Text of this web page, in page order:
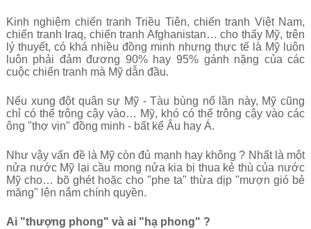
Kinh nghiệm chiến tranh Triều Tiên, chiến tranh Việt Nam,
chiến tranh Iraq, chiến tranh Afghanistan… cho thấy Mỹ, trên
lý thuyết, có khá nhiều đồng minh nhưng thực tế là Mỹ luôn
luôn phải đảm đương 90% hay 95% gánh nặng của các
cuộc chiến tranh mà Mỹ dẫn đầu.
Nếu xung đột quân sự Mỹ - Tàu bùng nổ lần này, Mỹ cũng
chỉ có thể trông cậy vào… Mỹ, khó có thể trông cậy vào các
ông "thợ vịn" đồng minh - bất kể Âu hay Á.
Như vậy vấn đề là Mỹ còn đủ mạnh hay không ? Nhất là một
nửa nước Mỹ lại cầu mong nửa kia bị thua kẻ thù của nước
Mỹ cho… bõ ghét hoặc cho "phe ta" thừa dịp "mượn gió bẻ
măng" lên nắm chính quyền.
Ai "thượng phong" và ai "hạ phong" ?